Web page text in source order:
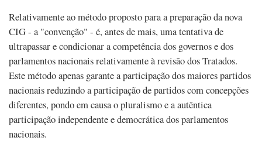
Relativamente ao método proposto para a preparação da nova
CIG - a "convenção" - é, antes de mais, uma tentativa de
ultrapassar e condicionar a competência dos governos e dos
parlamentos nacionais relativamente à revisão dos Tratados.
Este método apenas garante a participação dos maiores partidos
nacionais reduzindo a participação de partidos com concepções
diferentes, pondo em causa o pluralismo e a autêntica
participação independente e democrática dos parlamentos
nacionais.